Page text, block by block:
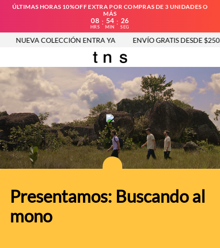
ÚLTIMAS HORAS 10%OFF EXTRA POR COMPRAS DE 3 UNIDADES O
MÁS
08
HRS
: 54
MIN
: 26
SEG
NUEVA COLECCIÓN ENTRA YA ENVÍO GRATIS DESDE
Presentamos: Buscando al
mono